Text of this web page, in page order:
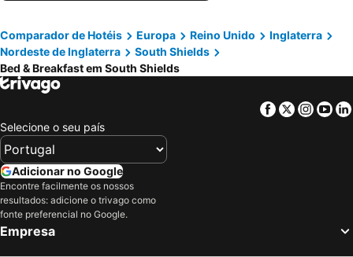
Blyth, bed and breakfasts
Ryton, bed and breakfasts
Cramlington, bed and breakfasts
Bishop Auckland, bed and breakfasts
Peterlee, bed and breakfasts
Newton Aycliffe, bed and breakfasts
Ashington, bed and breakfasts
Crook, bed and breakfasts
Washington, bed and breakfasts
Newcastle, bed and breakfasts
Whickham, bed and breakfasts
Sacriston, bed and breakfasts
Comparador de Hotéis Europa Reino Unido
Inglaterra
Nordeste de Inglaterra
South Shields
Bed & Breakfast em South Shields
Facebook
Twitter
Selecione o seu país
Adicionar no Google
Encontre facilmente os nossos
resultados: adicione o trivago como
fonte preferencial no Google.
Empresa